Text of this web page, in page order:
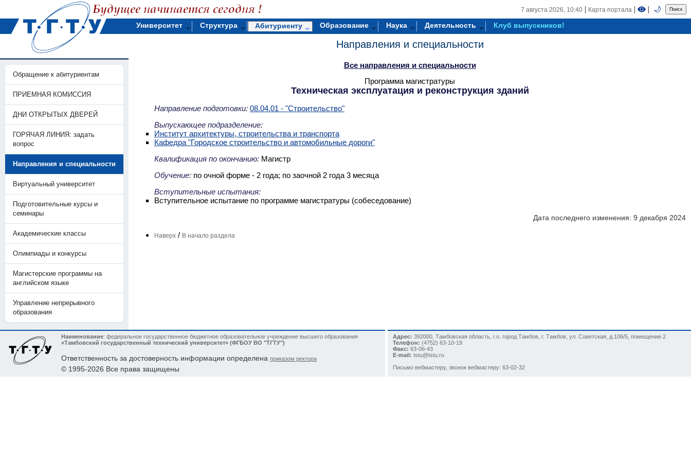
7 августа 2026, 10:40 | Карта портала | | 🌙
Университет Структура Абитуриенту Образование Наука Деятельность Клуб выпускников!
Направления и специальности
Обращение к абитуриентам
ПРИЕМНАЯ КОМИССИЯ
ДНИ ОТКРЫТЫХ ДВЕРЕЙ
ГОРЯЧАЯ ЛИНИЯ: задать
вопрос
Направления и специальности
Виртуальный университет
Подготовительные курсы и
семинары
Академические классы
Олимпиады и конкурсы
Магистерские программы на
английском языке
Управление непрерывного
образования
Все направления и специальности
Программа магистратуры
Техническая эксплуатация и реконструкция зданий
Направление подготовки: 08.04.01 - "Строительство"
Выпускающее подразделение:
Институт архитектуры, строительства и транспорта
Кафедра "Городское строительство и автомобильные дороги"
Квалификация по окончанию: Магистр
Обучение: по очной форме - 2 года; по заочной 2 года 3 месяца
Вступительные испытания:
Вступительное испытание по программе магистратуры (собеседование)
Дата последнего изменения: 9 декабря 2024
Наверх / В начало раздела
Наименование: федеральное государственное бюджетное образовательное учреждение высшего образования
«Тамбовский государственный технический университет» (ФГБОУ ВО "ТГТУ")
Ответственность за достоверность информации определена приказом ректора
© 1995-2026 Все права защищены
Адрес: 392000, Тамбовская область, г.о. город Тамбов, г. Тамбов, ул. Советская, д.106/5, помещение 2
Телефон: (4752) 63-10-19
Факс: 63-06-43
E-mail: tstu@tstu.ru
Письмо вебмастеру, звонок вебмастеру: 63-02-32